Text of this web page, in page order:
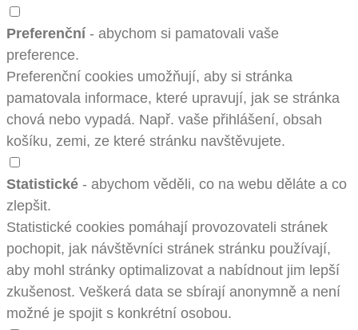
Preferenční - abychom si pamatovali vaše
preference.
Preferenční cookies umožňují, aby si stránka
pamatovala informace, které upravují, jak se stránka
chová nebo vypadá. Např. vaše přihlášení, obsah
košíku, zemi, ze které stránku navštěvujete.
Statistické - abychom věděli, co na webu děláte a co
zlepšit.
Statistické cookies pomáhají provozovateli stránek
pochopit, jak návštěvníci stránek stránku používají,
aby mohl stránky optimalizovat a nabídnout jim lepší
zkušenost. Veškerá data se sbírají anonymně a není
možné je spojit s konkrétní osobou.